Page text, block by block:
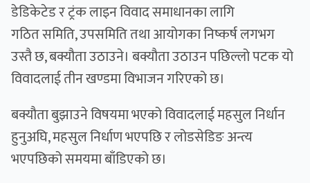
डेडिकेटेड र ट्रंक लाइन विवाद समाधानका लागि
गठित समिति, उपसमिति तथा आयोगका निष्कर्ष लगभग
उस्तै छ, बक्यौता उठाउने। बक्यौता उठाउन पछिल्लो पटक यो
विवादलाई तीन खण्डमा विभाजन गरिएको छ।
बक्यौता बुझाउने विषयमा भएको विवादलाई महसुल निर्धान
हुनुअघि, महसुल निर्धाण भएपछि र लोडसेडिङ अन्त्य
भएपछिको समयमा बाँडिएको छ।